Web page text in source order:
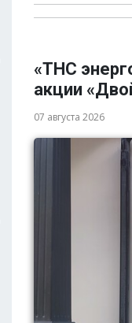
«ТНС
акции
07 августа 2026